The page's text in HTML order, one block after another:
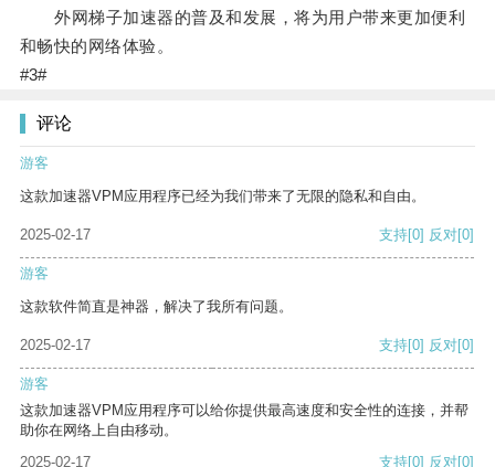
外网梯子加速器的普及和发展，将为用户带来更加便利
和畅快的网络体验。
#3#
评论
游客
这款加速器VPM应用程序已经为我们带来了无限的隐私和自由。
2025-02-17 支持[0] 反对[0]
游客
这款软件简直是神器，解决了我所有问题。
2025-02-17 支持[0] 反对[0]
游客
这款加速器VPM应用程序可以给你提供最高速度和安全性的连接，并帮
助你在网络上自由移动。
2025-02-17
支持[0] 反对[0]